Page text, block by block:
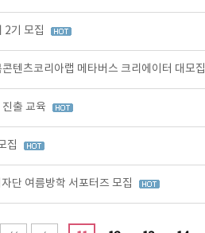
2기 모집
텐츠코리아랩 메타버스 크리에이터 대모집
출 교육
집
단 여름방학 서포터즈 모집